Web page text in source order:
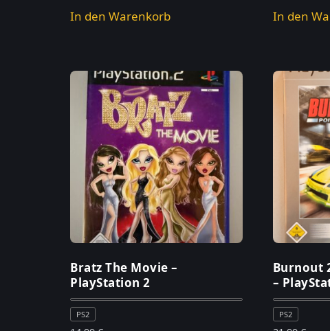
In den Warenkorb In den
Bratz The Movie –
PlayStation 2
PS2
Burnout
–
PS2